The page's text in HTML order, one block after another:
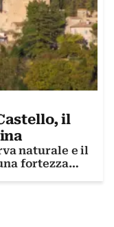
il
naturale e il
fortezza